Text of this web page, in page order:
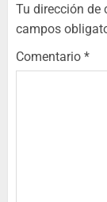
Tu dirección de
campos
Comentario *